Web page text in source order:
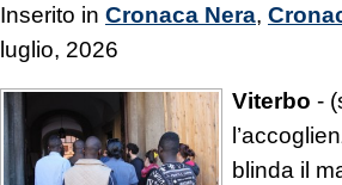
Inserito in Cronaca Nera,
luglio, 2026
Viterbo -
blinda il